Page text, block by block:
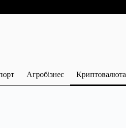
Агробізнес Криптовалюта